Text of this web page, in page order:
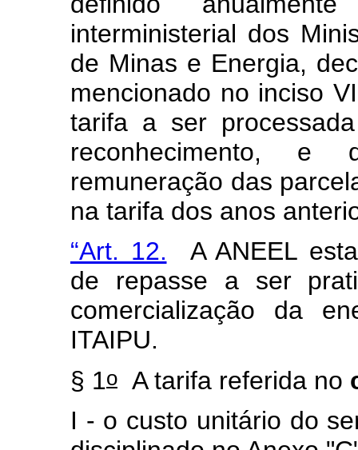
interministerial dos
de Minas e Energia,
mencionado no inciso
tarifa a ser
reconhecimento, e
remuneração das
na tarifa dos anos
“Art. 12. A ANEEL
de repasse a ser
comercialização da
ITAIPU.
§ 1o A tarifa referida no
I - o custo unitário do